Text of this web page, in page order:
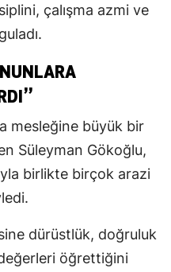
çalışma azmi ve
mesleğine büyük bir
Süleyman Gökoğlu,
birlikte birçok arazi
dürüstlük, doğruluk
öğrettiğini